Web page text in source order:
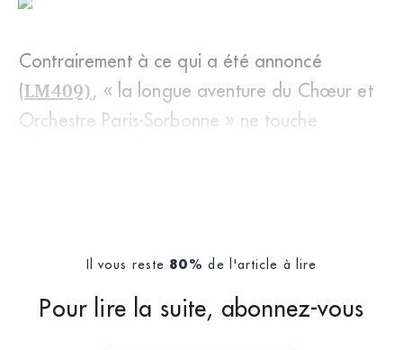
Contrairement à ce qui a été annoncé
(LM409), « la longue aventure du Chœur et
Orchestre Paris-Sorbonne » ne touche
Il vous reste 80% de l'article à lire
Pour lire la suite, abonnez-vous